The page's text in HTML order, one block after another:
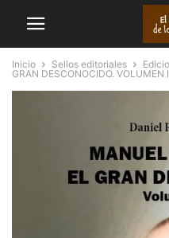
Inicio Sellos editoriales
GRAN DESCONOCIDO. VOLUMEN